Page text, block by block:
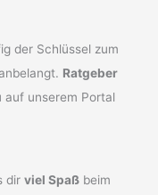
der Schlüssel zum
Ratgeber
auf unserem Portal
dirviel Spaß beim